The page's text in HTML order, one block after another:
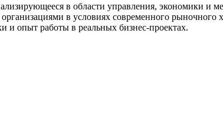
в области управления, экономики и
в условиях современного рыночного
и опыт работы в реальных бизнес-проектах.